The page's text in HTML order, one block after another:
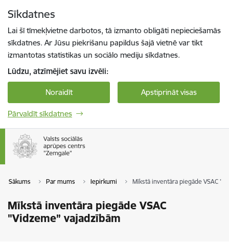
Sīkdatnes
Lai šī tīmekļvietne darbotos, tā izmanto obligāti nepieciešamās
sīkdatnes. Ar Jūsu piekrišanu papildus šajā vietnē var tikt
izmantotas statistikas un sociālo mediju sīkdatnes.
Lūdzu, atzīmējiet savu izvēli:
Noraidīt Apstiprināt visas
Pārvaldīt sīkdatnes
Sākums Par mums Iepirkumi Mīkstā inventāra piegāde VSAC
Mīkstā inventāra piegāde VSAC
"Vidzeme” vajadzībām